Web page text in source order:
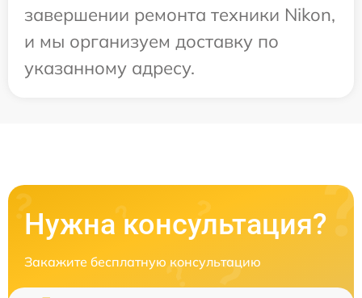
завершении ремонта техники Nikon,
и мы организуем доставку по
указанному адресу.
Нужна консультация?
Закажите бесплатную консультацию